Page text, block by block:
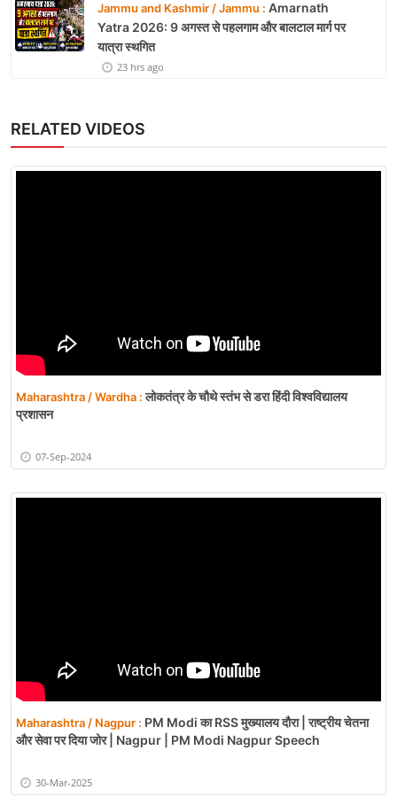
Jammu and Kashmir / Jammu : Amarnath
Yatra 2026: 9 अगस्त से पहलगाम और बालटाल मार्ग पर
यात्रा स्थगित
23 hrs ago
RELATED VIDEOS
Maharashtra / Wardha :लोकतंत्र के चौथे स्तंभ से डरा हिंदी विश्वविद्यालय
प्रशासन
07-Sep-2024
Maharashtra / Nagpur : PM Modi का RSS मुख्यालय दौरा | राष्ट्रीय चेतना
और सेवा पर दिया जोर | Nagpur | PM Modi Nagpur Speech
30-Mar-2025